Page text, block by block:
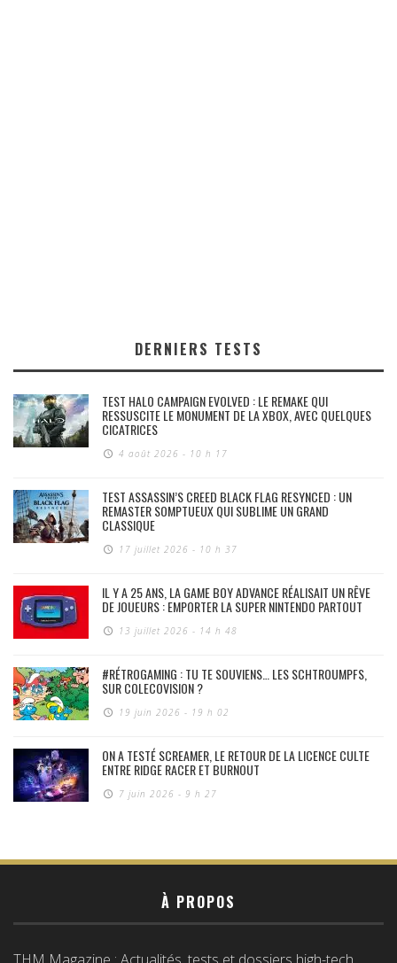
DERNIERS TESTS
TEST HALO CAMPAIGN EVOLVED : LE REMAKE QUI
RESSUSCITE LE MONUMENT DE LA XBOX, AVEC QUELQUES
CICATRICES
4 août 2026 - 10 h 17
TEST ASSASSIN’S CREED BLACK FLAG RESYNCED : UN
REMASTER SOMPTUEUX QUI SUBLIME UN GRAND
CLASSIQUE
17 juillet 2026 - 10 h 37
IL Y A 25 ANS, LA GAME BOY ADVANCE RÉALISAIT UN RÊVE
DE JOUEURS : EMPORTER LA SUPER NINTENDO PARTOUT
13 juillet 2026 - 14 h 48
#RÉTROGAMING : TU TE SOUVIENS… LES SCHTROUMPFS,
SUR COLECOVISION ?
19 juin 2026 - 19 h 02
ON A TESTÉ SCREAMER, LE RETOUR DE LA LICENCE CULTE
ENTRE RIDGE RACER ET BURNOUT
7 juin 2026 - 9 h 27
À PROPOS